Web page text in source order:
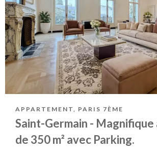
APPARTEMENT, PARIS 7ÈME
Saint-Germain -
de 350 m² avec Parking.